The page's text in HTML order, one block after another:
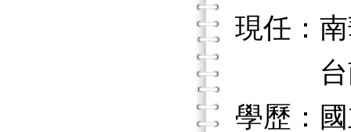
現任：
台南
學歷：